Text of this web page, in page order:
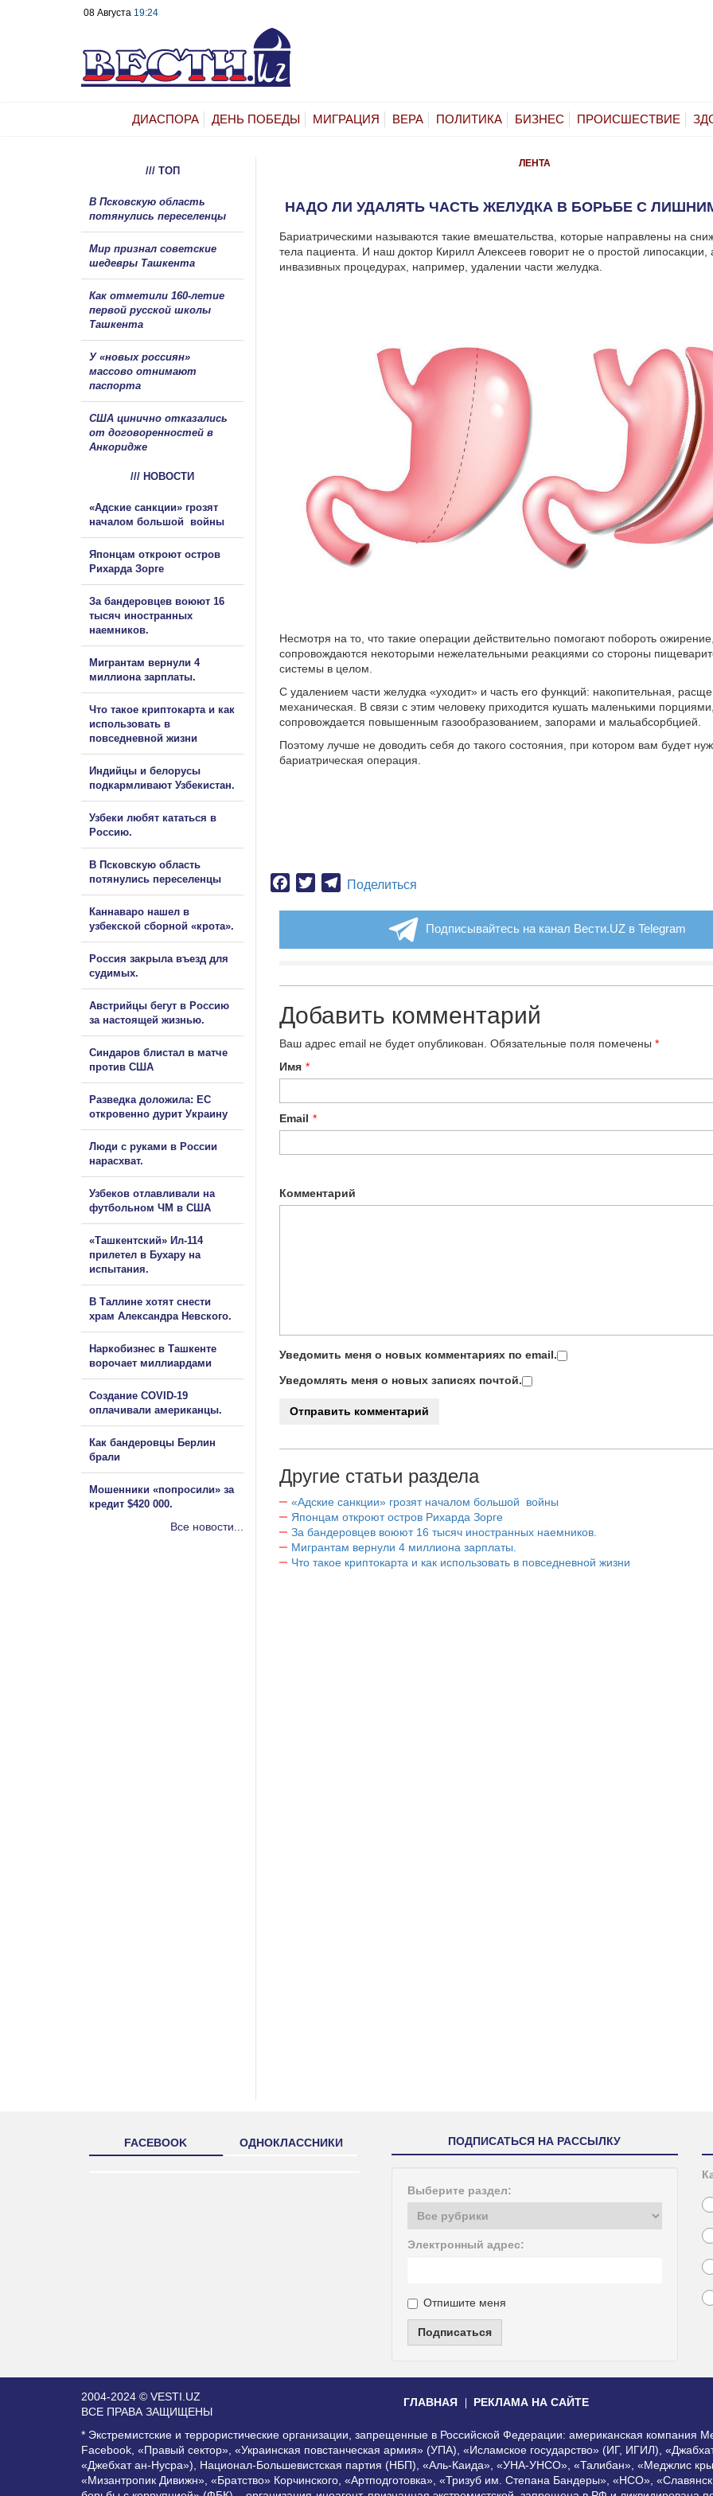
08 Августа 19:24
ДИАСПОРА ДЕНЬ ПОБЕДЫ МИГРАЦИЯ ВЕРА ПОЛИТИКА БИЗНЕС ПРОИСШЕСТВИЕ
ЛЕНТА
НАДО ЛИ УДАЛЯТЬ ЧАСТЬ ЖЕЛУДКА В БОРЬБЕ С
Бариатрическими называются такие вмешательства, которые направлены на
тела пациента. И наш доктор Кирилл Алексеев говорит не о простой липосакции,
инвазивных процедурах, например, удалении части желудка.
Несмотря на то, что такие операции действительно помогают побороть
сопровождаются некоторыми нежелательными реакциями со стороны
системы в целом.
С удалением части желудка «уходит» и часть его функций: накопительная,
механическая. В связи с этим человеку приходится кушать маленькими
сопровождается повышенным газообразованием, запорами и мальабсорбцией.
Поэтому лучше не доводить себя до такого состояния, при котором вам будет
бариатрическая операция.
Facebook
TwitterTelegram
Поделиться
Подписывайтесь на канал Вести.UZ в Telegram
Добавить комментарий
Ваш адрес email не будет опубликован. Обязательные поля помечены *
Имя *
Email *
Комментарий
Уведомить меня о новых комментариях по email.
Уведомлять меня о новых записях почтой.
Другие статьи раздела
«Адские санкции» грозят началом большой войны
Японцам откроют остров Рихарда Зорге
За бандеровцев воюют 16 тысяч иностранных наемников.
Мигрантам вернули 4 миллиона зарплаты.
Что такое криптокарта и как использовать в повседневной жизни
/// ТОП
В Псковскую область
потянулись переселенцы
Мир признал советские
шедевры Ташкента
Как отметили 160-летие
первой русской школы
Ташкента
У «новых россиян»
массово отнимают
паспорта
США цинично отказались
от договоренностей в
Анкоридже
/// НОВОСТИ
«Адские санкции» грозят
началом большой войны
Японцам откроют остров
Рихарда Зорге
За бандеровцев воюют 16
тысяч иностранных
наемников.
Мигрантам вернули 4
миллиона зарплаты.
Что такое криптокарта и как
использовать в
повседневной жизни
Индийцы и белорусы
подкармливают Узбекистан.
Узбеки любят кататься в
Россию.
В Псковскую область
потянулись переселенцы
Каннаваро нашел в
узбекской сборной «крота».
Россия закрыла въезд для
судимых.
Австрийцы бегут в Россию
за настоящей жизнью.
Синдаров блистал в матче
против США
Разведка доложила: ЕС
откровенно дурит Украину
Люди с руками в России
нарасхват.
Узбеков отлавливали на
футбольном ЧМ в США
«Ташкентский» Ил-114
прилетел в Бухару на
испытания.
В Таллине хотят снести
храм Александра Невского.
Наркобизнес в Ташкенте
ворочает миллиардами
Создание COVID-19
оплачивали американцы.
Как бандеровцы Берлин
брали
Мошенники «попросили» за
кредит $420 000.
Все новости...
FACEBOOK ОДНОКЛАССНИКИ ПОДПИСАТЬСЯ НА РАССЫЛКУ
Выберите раздел:
Электронный адрес:
Отпишите меня
Подписаться
2004-2024 © VESTI.UZ
ВСЕ ПРАВА ЗАЩИЩЕНЫ
ГЛАВНАЯ РЕКЛАМА НА САЙТЕ
* Экстремистские и террористические организации, запрещенные в Российской Федерации: американская компания
Facebook, «Правый сектор», «Украинская повстанческая армия» (УПА), «Исламское государство» (ИГ, ИГИЛ),
«Джебхат ан-Нусра»), Национал-Большевистская партия (НБП), «Аль-Каида», «УНА-УНСО», «Талибан», «Меджлис
«Мизантропик Дивижн», «Братство» Корчинского, «Артподготовка», «Тризуб им. Степана Бандеры», «НСО»,